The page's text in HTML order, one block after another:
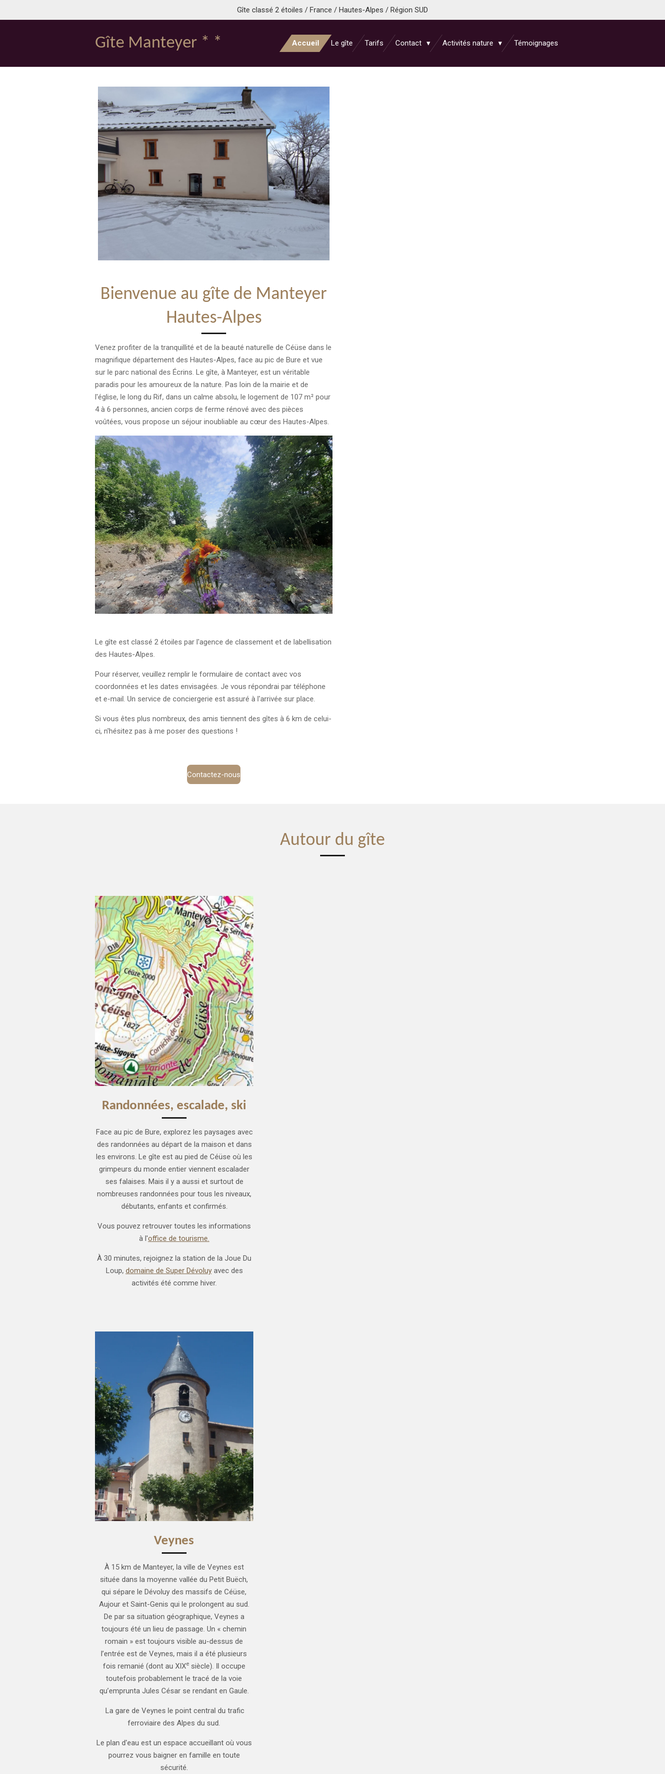
Gîte classé 2 étoiles / France / Hautes-Alpes / Région SUD
Gîte Manteyer * * Accueil Le gîte Tarifs Contact Activités nature Témoignages
Bienvenue au gîte de Manteyer
Hautes-Alpes
Venez profiter de la tranquillité et de la beauté naturelle de Céüse dans le
magnifique département des Hautes-Alpes, face au pic de Bure et vue
sur le parc national des Écrins. Le gîte, à Manteyer, est un véritable
paradis pour les amoureux de la nature. Pas loin de la mairie et de
l'église, le long du Rif, dans un calme absolu, le logement de 107 m² pour
4 à 6 personnes, ancien corps de ferme rénové avec des pièces
voûtées, vous propose un séjour inoubliable au cœur des Hautes-Alpes.
Le gîte est classé 2 étoiles par l'agence de classement et de labellisation
des Hautes-Alpes.
Pour réserver, veuillez remplir le formulaire de contact avec vos
coordonnées et les dates envisagées. Je vous répondrai par téléphone
et e-mail. Un service de conciergerie est assuré à l'arrivée sur place.
Si vous êtes plus nombreux, des amis tiennent des gîtes à 6 km de celui-
ci, n'hésitez pas à me poser des questions !
Contactez-nous
Autour du gîte
Randonnées, escalade, ski
Face au pic de Bure, explorez les paysages avec
des randonnées au départ de la maison et dans
les environs. Le gîte est au pied de Céüse où les
grimpeurs du monde entier viennent escalader
ses falaises. Mais il y a aussi et surtout de
nombreuses randonnées pour tous les niveaux,
débutants, enfants et confirmés.
Vous pouvez retrouver toutes les informations
à l'office de tourisme.
À 30 minutes, rejoignez la station de la Joue Du
Loup, domaine de Super Dévoluyavec des
activités été comme hiver.
Veynes
À 15 km de Manteyer, la ville de Veynes est
située dans la moyenne vallée du Petit Buëch,
qui sépare le Dévoluy des massifs de Céüse,
Aujour et Saint-Genis qui le prolongent au sud.
De par sa situation géographique, Veynes a
toujours été un lieu de passage. Un « chemin
romain » est toujours visible au-dessus de
l’entrée est de Veynes, mais il a été plusieurs
fois remanié (dont au XIXesiècle). Il occupe
toutefois probablement le tracé de la voie
qu’emprunta Jules César se rendant en Gaule.
La gare de Veynes le point central du trafic
ferroviaire des Alpes du sud.
Le plan d'eau est un espace accueillant où vous
pourrez vous baigner en famille en toute
sécurité.